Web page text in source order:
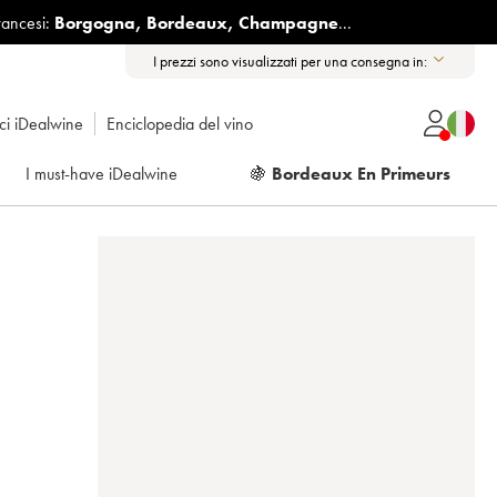
Borgogna, Bordeaux, Champagne...
I prezzi sono visualizzati per una consegna in:
iDealwine Enciclopedia del vino
I must-have iDealwine 🍇 Bordeaux En Primeurs